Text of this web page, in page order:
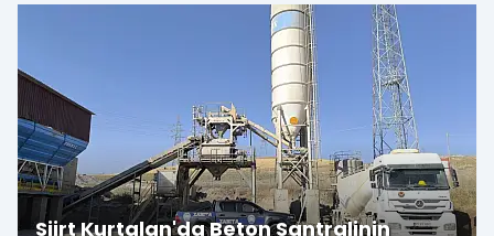
Siirt Kurtalan'da Beton Santralinin